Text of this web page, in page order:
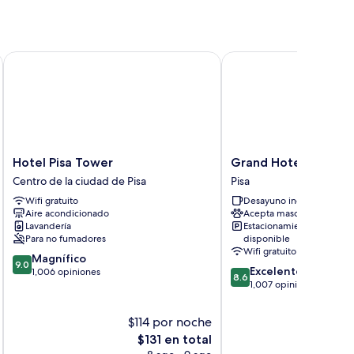
Hotel
Pisa
Tower
Centro
de
la
ciudad
de
Pisa
Hotel Pisa Tower
Centro de la ciudad de Pisa
Wifi gratuito
Aire acondicionado
Lavandería
Para no fumadores
9.0
de
9.0 Magnífico
1,006 opiniones
$114 por noche
El
$131 en total
Hotel Pisa Tower
Grand
Hotel
Bonanno
Pisa
Grand Hotel
Pisa
Desayuno incluido
Acepta mascotas
Estacionamiento
disponible
Wifi gratuito
8.6
de
8.6 Excelente
1,007 opiniones
Grand Hotel Bonanno